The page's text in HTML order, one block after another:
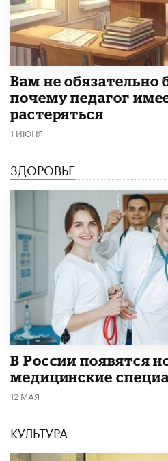
​Вам не обязательно
почему педагог
растеряться
1 ИЮНЯ
ЗДОРОВЬЕ
В России появятся
медицинские
12 МАЯ
КУЛЬТУРА